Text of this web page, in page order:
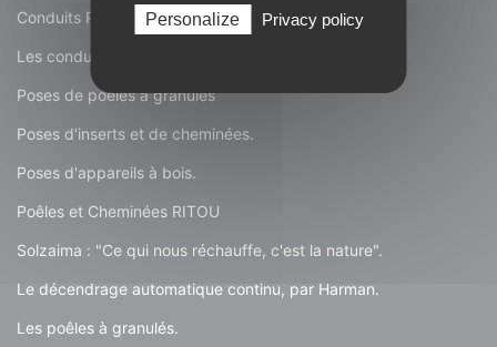
Conduits Poujoulats
Les conduits Poujoulat.
Poses de poêles à granulés
Poses d'inserts et de cheminées.
Poses d'appareils à bois.
Poêles et Cheminées RITOU
Solzaima : "Ce qui nous réchauffe, c'est la nature".
Le décendrage automatique continu, par Harman.
Les poêles à granulés.
Personalize Privacy policy